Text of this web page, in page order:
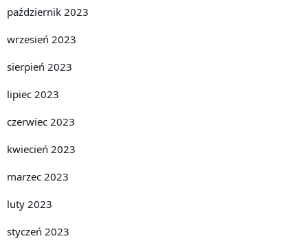
październik 2023
wrzesień 2023
sierpień 2023
lipiec 2023
czerwiec 2023
kwiecień 2023
marzec 2023
luty 2023
styczeń 2023